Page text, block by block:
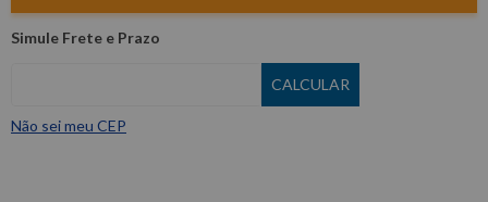
Não sei meu CEP